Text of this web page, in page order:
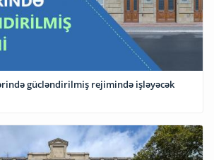
gücləndirilmiş rejimində işləyəcək